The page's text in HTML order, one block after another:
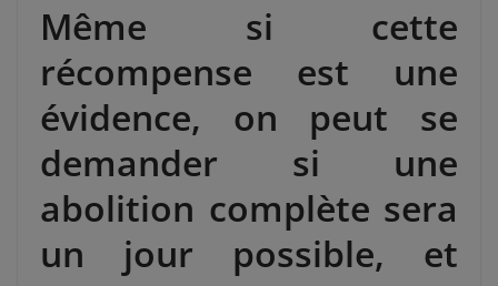
Même si cette
récompense est une
évidence, on peut se
demander si une
abolition complète sera
un jour possible, et